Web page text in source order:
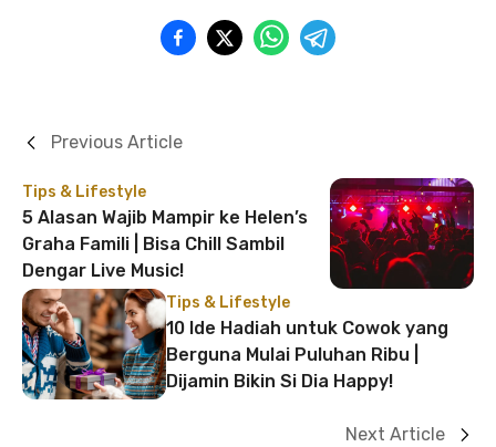
Tips & Lifestyle
5 Alasan Wajib Mampir ke Helen’s
Graha Famili | Bisa Chill Sambil
Dengar Live Music!
Previous Article
Tips & Lifestyle
10 Ide Hadiah untuk Cowok yang
Berguna Mulai Puluhan Ribu |
Dijamin Bikin Si Dia Happy!
Next Article